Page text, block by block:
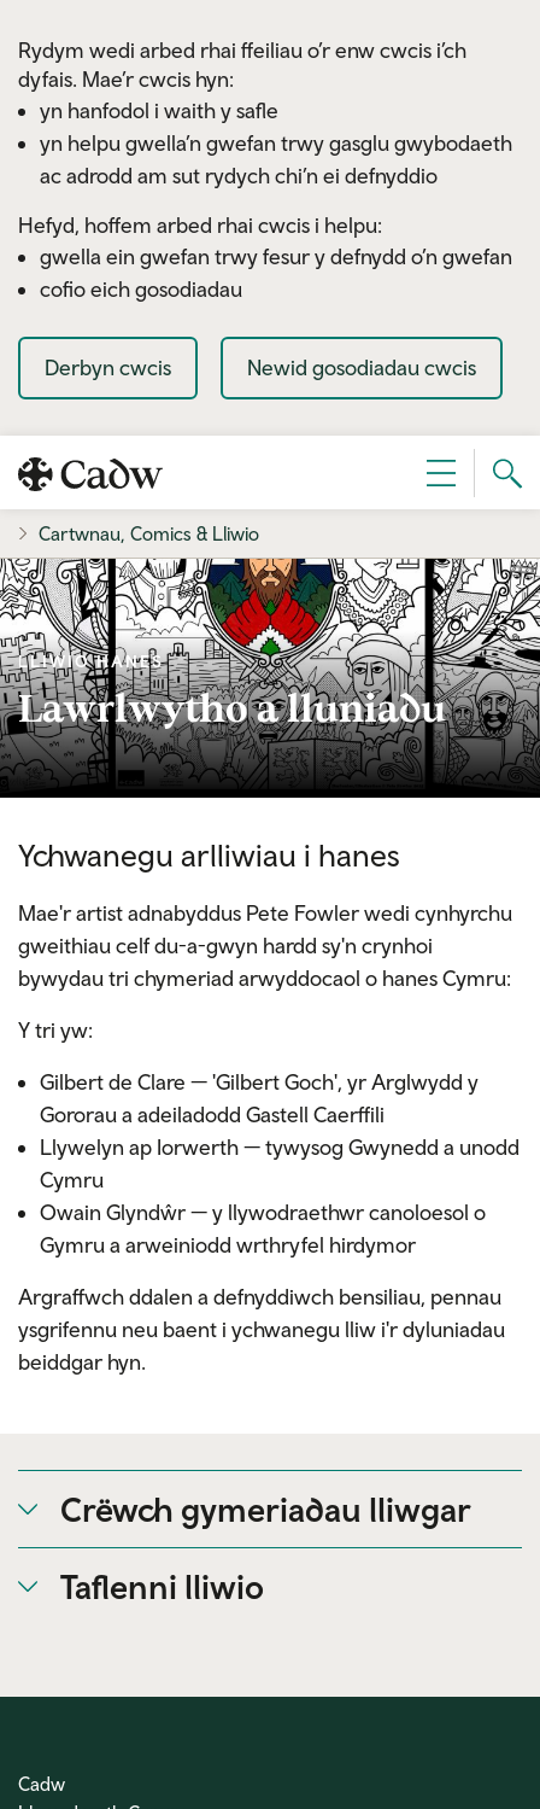
Rydym wedi arbed rhai ffeiliau o’r enw cwcis i’ch
dyfais. Mae’r cwcis hyn:
yn hanfodol i waith y safle
yn helpu gwella’n gwefan trwy gasglu gwybodaeth
ac adrodd am sut rydych chi’n ei defnyddio
Hefyd, hoffem arbed rhai cwcis i helpu:
gwella ein gwefan trwy fesur y defnydd o’n gwefan
cofio eich gosodiadau
Derbyn cwcis Newid gosodiadau cwcis
Dewislen
Cartwnau, Comics & Lliwio
LLIWIO HANES
Lawrlwytho a lluniadu
Ychwanegu arlliwiau i hanes
Mae'r artist adnabyddus Pete Fowler wedi cynhyrchu
gweithiau celf du-a-gwyn hardd sy'n crynhoi
bywydau tri chymeriad arwyddocaol o hanes Cymru:
Y tri yw:
Gilbert de Clare — 'Gilbert Goch', yr Arglwydd y
Gororau a adeiladodd Gastell Caerffili
Llywelyn ap Iorwerth — tywysog Gwynedd a unodd
Cymru
Owain Glyndŵr — y llywodraethwr canoloesol o
Gymru a arweiniodd wrthryfel hirdymor
Argraffwch ddalen a defnyddiwch bensiliau, pennau
ysgrifennu neu baent i ychwanegu lliw i'r dyluniadau
beiddgar hyn.
Crëwch gymeriadau lliwgar
Taflenni lliwio
Cadw